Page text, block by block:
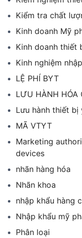
Kiểm tra chất
Kinh doanh Mỹ
Kinh doanh thiết
Kinh nghiệm
LỆ PHÍ BYT
LƯU HÀNH HÓA
Lưu hành thiết bị
MÃ VTYT
Marketing
devices
nhãn hàng hóa
Nhãn khoa
nhập khẩu hàng
Nhập khẩu mỹ
Phân loại